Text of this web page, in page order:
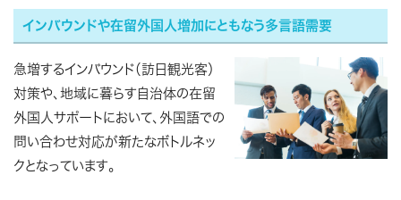
インバウンドや在留外国人増加にともなう多言語需要
急増するインバウンド（訪日観光客）
対策や、地域に暮らす自治体の在留
外国人サポートにおいて、外国語での
問い合わせ対応が新たなボトルネッ
クとなっています。